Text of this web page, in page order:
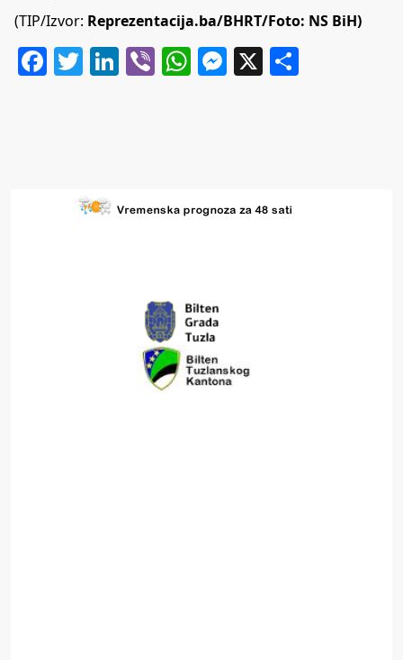
(TIP/Izvor: Reprezentacija.ba/BHRT/Foto: NS BiH)
Facebook
Twitter
LinkedIn
ViberWhatsApp
Messenger
X